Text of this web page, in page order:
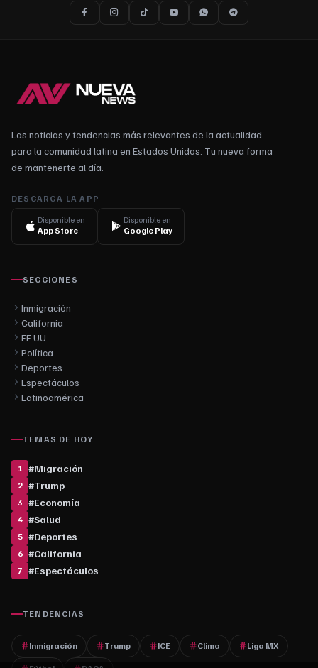
Las noticias y tendencias más relevantes de la actualidad
para la comunidad latina en Estados Unidos. Tu nueva forma
de mantenerte al día.
DESCARGA LA APP
Disponible en
App Store
Disponible en
Google Play
SECCIONES
Inmigración
California
EE.UU.
Política
Deportes
Espectáculos
Latinoamérica
TEMAS DE HOY
1 #Migración
2 #Trump
3 #Economía
4 #Salud
5 #Deportes
6 #California
7 #Espectáculos
TENDENCIAS
Inmigración Trump ICE Clima Liga MX